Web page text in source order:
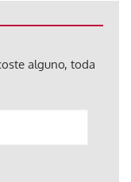
alguno, toda